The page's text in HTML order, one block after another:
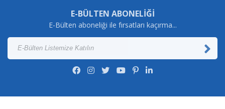
E-BÜLTEN ABONELİĞİ
E-Bülten aboneliği ile fırsatları kaçırma...